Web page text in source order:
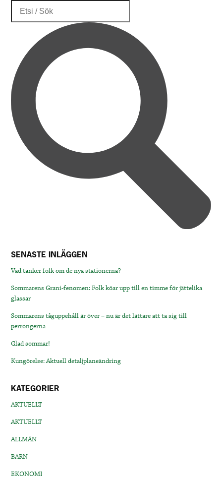
SENASTE INLÄGGEN
Vad tänker folk om de nya stationerna?
Sommarens Grani-fenomen: Folk köar upp till en timme för jättelika
glassar
Sommarens tåguppehåll är över – nu är det lättare att ta sig till
perrongerna
Glad sommar!
Kungörelse: Aktuell detaljplaneändring
KATEGORIER
AKTUELLT
AKTUELLT
ALLMÄN
BARN
EKONOMI